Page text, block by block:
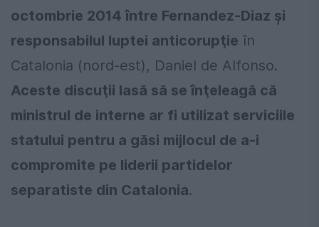
octombrie 2014 între Fernandez-Diaz şi
responsabilul luptei anticorupţie în
Catalonia (nord-est), Daniel de Alfonso.
Aceste discuţii lasă să se înţeleagă că
ministrul de interne ar fi utilizat serviciile
statului pentru a găsi mijlocul de a-i
compromite pe liderii partidelor
separatiste din Catalonia.